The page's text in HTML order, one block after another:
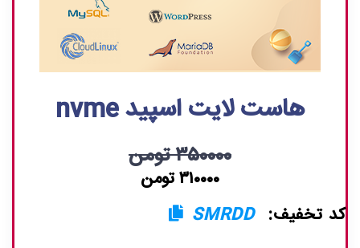
هاست لایت اسپید nvme
۳۵۰۰۰۰ تومن
۳۱۰۰۰۰ تومن
کد تخفیف: SMRDD